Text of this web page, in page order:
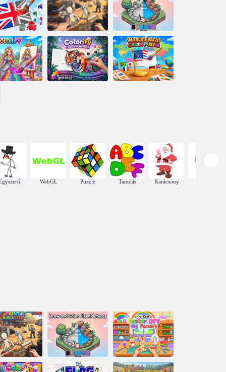
Vicces ábécé
Őszi fiúk
kifestőkönyv
zászló
ASMR
Paint Hide &
Seek
Rajzoljon és
színezzen pixel
képeket
WebGL Puzzle Tanulás Karácsony